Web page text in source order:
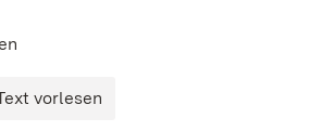
vorlesen